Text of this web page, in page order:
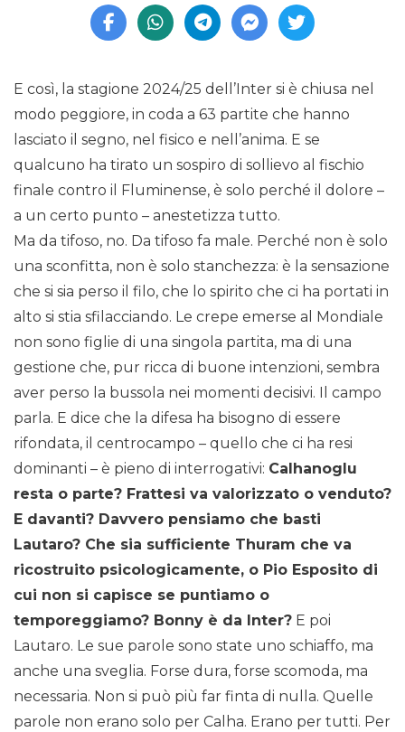
E così, la stagione 2024/25 dell’Inter si è chiusa nel
modo peggiore, in coda a 63 partite che hanno
lasciato il segno, nel fisico e nell’anima. E se
qualcuno ha tirato un sospiro di sollievo al fischio
finale contro il Fluminense, è solo perché il dolore –
a un certo punto – anestetizza tutto.
Ma da tifoso, no. Da tifoso fa male. Perché non è solo
una sconfitta, non è solo stanchezza: è la sensazione
che si sia perso il filo, che lo spirito che ci ha portati in
alto si stia sfilacciando. Le crepe emerse al Mondiale
non sono figlie di una singola partita, ma di una
gestione che, pur ricca di buone intenzioni, sembra
aver perso la bussola nei momenti decisivi. Il campo
parla. E dice che la difesa ha bisogno di essere
rifondata, il centrocampo – quello che ci ha resi
dominanti – è pieno di interrogativi: Calhanoglu
resta o parte? Frattesi va valorizzato o venduto?
E davanti? Davvero pensiamo che basti
Lautaro? Che sia sufficiente Thuram che va
ricostruito psicologicamente, o Pio Esposito di
cui non si capisce se puntiamo o
temporeggiamo? Bonny è da Inter? E poi
Lautaro. Le sue parole sono state uno schiaffo, ma
anche una sveglia. Forse dura, forse scomoda, ma
necessaria. Non si può più far finta di nulla. Quelle
parole non erano solo per Calha. Erano per tutti. Per